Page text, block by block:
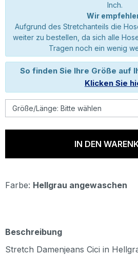
Inch.
Wir
Aufgrund des Stretchanteils die
weiter zu bestellen, da sich alle
Tragen noch ein wenig
So finden Sie Ihre Größe auf
Klicken Sie
IN DEN
Farbe: Hellgrau angewaschen
Beschreibung
Stretch Damenjeans Cici in